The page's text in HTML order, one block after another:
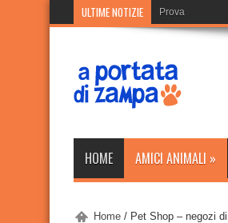
ULTIME NOTIZIE Prova
Prova
HOME AMICI ANIMALI »
Home / Pet Shop – negozi